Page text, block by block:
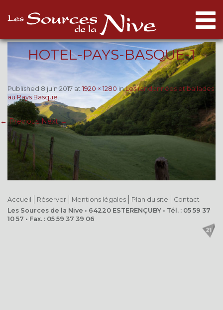
HOTEL-PAYS-BASQUE-1
Published 8 juin 2017 at 1920 × 1280 inLes randonnées et ballades
au Pays Basque.
← Previous Next →
Accueil Réserver Mentions légales Plan du site
Contact
Les Sources de la Nive • 64220 ESTERENÇUBY • Tél. : 05 59 37
10 57 • Fax. : 05 59 37 39 06